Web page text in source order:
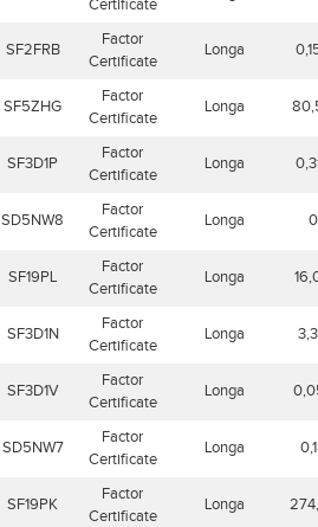
Certificate
SF2FRB
Factor
Certificate
Longa
SF5ZHG
Factor
Certificate
Longa
SF3D1P
Factor
Certificate
Longa
SD5NW8
Factor
Certificate
Longa 0
SF19PL
Factor
Certificate
Longa
SF3D1N
Factor
Certificate
Longa
SF3D1V
Factor
Certificate
Longa
SD5NW7
Factor
Certificate
Longa
SF19PK
Factor
Certificate
Longa